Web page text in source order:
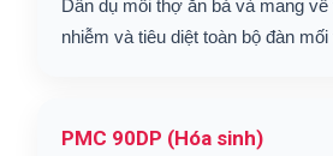
Dẫn dụ mối thợ ăn bả và mang
nhiễm và tiêu diệt toàn bộ đàn mối
PMC 90DP (Hóa sinh)